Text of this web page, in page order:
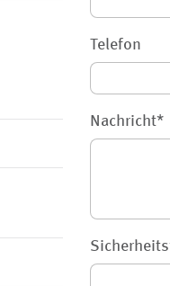
Telefon
Nachricht*